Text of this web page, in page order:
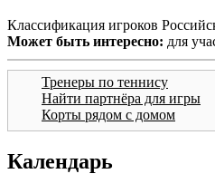
Классификация игроков
Может быть интересно: для
Тренеры по теннису
Найти партнёра для игры
Корты рядом с домом
Календарь